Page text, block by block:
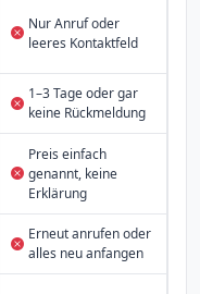
Nur Anruf oder
leeres Kontaktfeld
1–3 Tage oder gar
keine Rückmeldung
Preis einfach
genannt, keine
Erklärung
Erneut anrufen oder
alles neu anfangen